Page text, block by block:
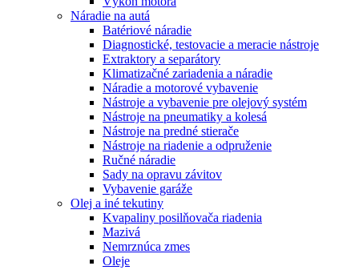
Náradie na autá
Batériové náradie
Diagnostické, testovacie a meracie nástroje
Extraktory a separátory
Klimatizačné zariadenia a náradie
Náradie a motorové vybavenie
Nástroje a vybavenie pre olejový systém
Nástroje na pneumatiky a kolesá
Nástroje na predné stierače
Nástroje na riadenie a odpruženie
Ručné náradie
Sady na opravu závitov
Vybavenie garáže
Olej a iné tekutiny
Kvapaliny posilňovača riadenia
Mazivá
Nemrznúca zmes
Oleje